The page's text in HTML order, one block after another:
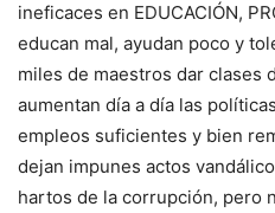
ineficaces en EDUCACIÓN,
educan mal, ayudan poco y
miles de maestros dar clases
aumentan día a día las
empleos suficientes y bien
dejan impunes actos
hartos de la corrupción, pero